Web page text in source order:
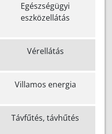
Egészségügyi
eszközellátás
Vérellátás
Villamos energia
Távfűtés, távhűtés